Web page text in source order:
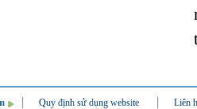
Quy định sử dụng website
Liên